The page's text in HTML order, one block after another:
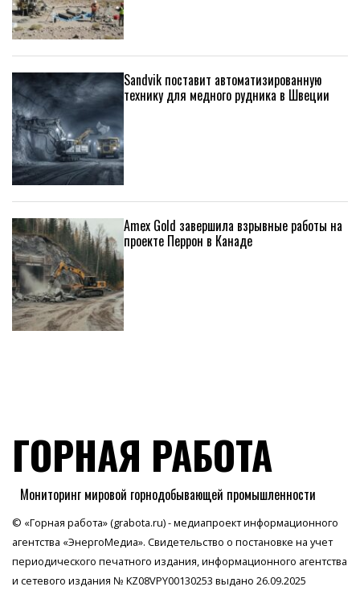
Sandvik поставит автоматизированную
технику для медного рудника в Швеции
Amex Gold завершила взрывные работы на
проекте Перрон в Канаде
ГОРНАЯ РАБОТА
Мониторинг мировой горнодобывающей промышленности
© «Горная работа» (grabota.ru) - медиапроект информационного
агентства «ЭнергоМедиа». Свидетельство о постановке на учет
периодического печатного издания, информационного агентства
и сетевого издания № KZ08VPY00130253 выдано 26.09.2025